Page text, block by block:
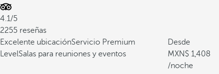
4.1/5
2255 reseñas
Excelente ubicaciónServicio Premium
LevelSalas para reuniones y eventos
Desde
1,408
/noche